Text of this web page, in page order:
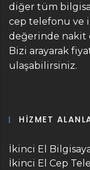
diğer tüm
cep telefonu ve
değerinde nakit
Bizi arayarak
ulaşabilirsiniz.
HIZMET
İkinci El
İkinci El Cep